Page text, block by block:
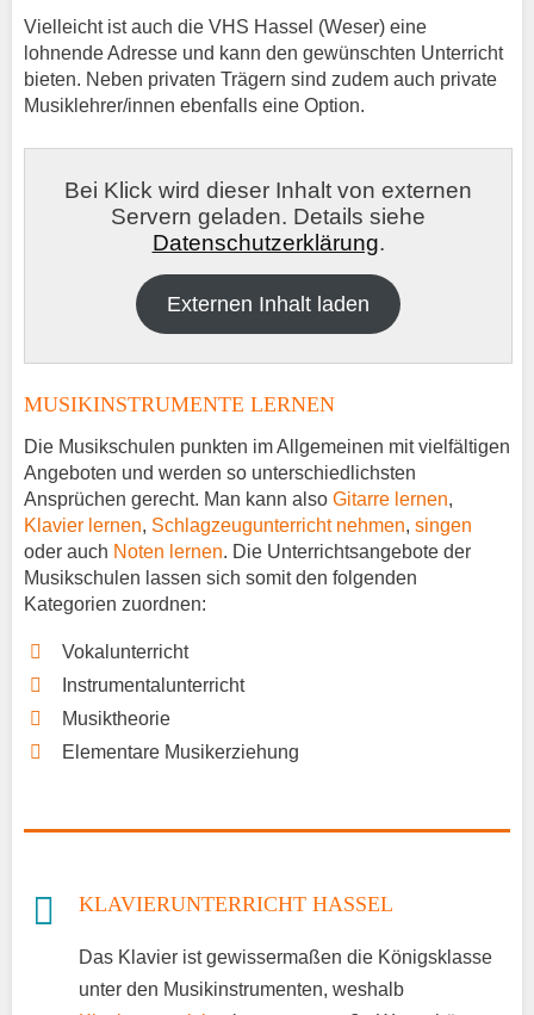
Vielleicht ist auch die VHS Hassel (Weser) eine
lohnende Adresse und kann den gewünschten Unterricht
bieten. Neben privaten Trägern sind zudem auch private
Musiklehrer/innen ebenfalls eine Option.
Bei Klick wird dieser Inhalt von externen
Servern geladen. Details siehe
Datenschutzerklärung.
Externen Inhalt laden
MUSIKINSTRUMENTE LERNEN
Die Musikschulen punkten im Allgemeinen mit vielfältigen
Angeboten und werden so unterschiedlichsten
Ansprüchen gerecht. Man kann also Gitarre lernen,
Klavier lernen, Schlagzeugunterricht nehmen, singen
oder auch Noten lernen. Die Unterrichtsangebote der
Musikschulen lassen sich somit den folgenden
Kategorien zuordnen:
Vokalunterricht
Instrumentalunterricht
Musiktheorie
Elementare Musikerziehung
KLAVIERUNTERRICHT HASSEL
Das Klavier ist gewissermaßen die Königsklasse
unter den Musikinstrumenten, weshalb